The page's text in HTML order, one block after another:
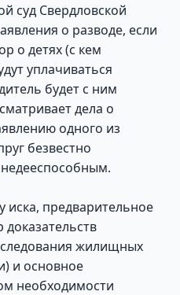
суд Свердловской
о разводе, если
о детях (с кем
уплачиваться
будет с ним
дела о
одного из
безвестно
недееспособным.
иска, предварительное
доказательств
жилищных
и основное
необходимости